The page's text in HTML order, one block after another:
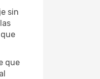
sin
que